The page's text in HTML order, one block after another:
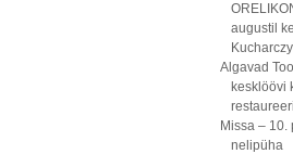
augustil
Algavad
kesklöövi
Missa –
nelipüha